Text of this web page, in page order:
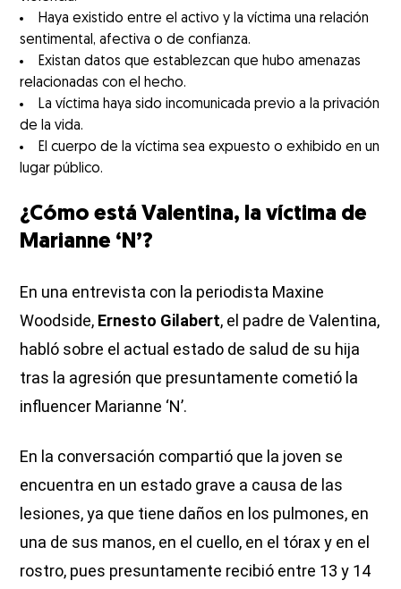
Haya existido entre el activo y la víctima una relación
sentimental, afectiva o de confianza.
Existan datos que establezcan que hubo amenazas
relacionadas con el hecho.
La víctima haya sido incomunicada previo a la privación
de la vida.
El cuerpo de la víctima sea expuesto o exhibido en un
lugar público.
¿Cómo está Valentina, la víctima de
Marianne ‘N’?
En una entrevista con la periodista Maxine
Woodside, Ernesto Gilabert, el padre de Valentina,
habló sobre el actual estado de salud de su hija
tras la agresión que presuntamente cometió la
influencer Marianne ‘N’.
En la conversación compartió que la joven se
encuentra en un estado grave a causa de las
lesiones, ya que tiene daños en los pulmones, en
una de sus manos, en el cuello, en el tórax y en el
rostro, pues presuntamente recibió entre 13 y 14